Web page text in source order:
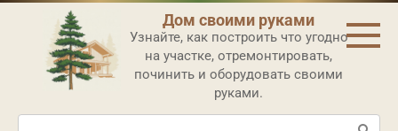
Перейти
контенту
Дом своими руками
Узнайте, как построить что угодно
на участке, отремонтировать,
починить и оборудовать своими
руками.
Поиск: